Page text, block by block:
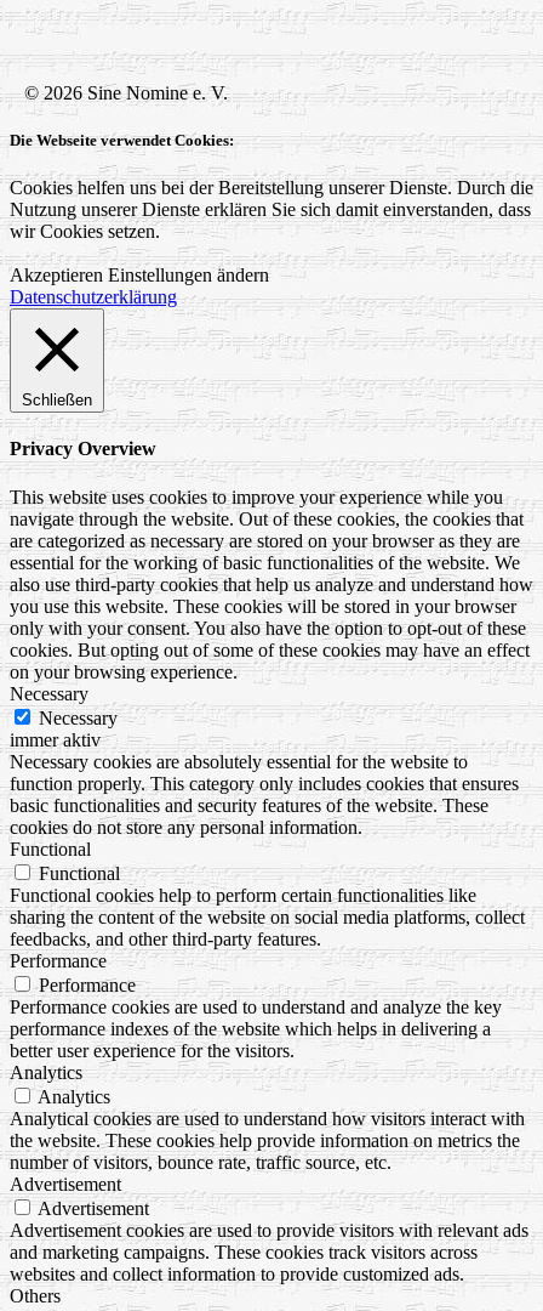
© 2026 Sine Nomine e. V.
Die Webseite verwendet Cookies:
Cookies helfen uns bei der Bereitstellung unserer Dienste. Durch die
Nutzung unserer Dienste erklären Sie sich damit einverstanden, dass
wir Cookies setzen.
Akzeptieren Einstellungen ändern
Datenschutzerklärung
Schließen
Privacy Overview
This website uses cookies to improve your experience while you
navigate through the website. Out of these cookies, the cookies that
are categorized as necessary are stored on your browser as they are
essential for the working of basic functionalities of the website. We
also use third-party cookies that help us analyze and understand how
you use this website. These cookies will be stored in your browser
only with your consent. You also have the option to opt-out of these
cookies. But opting out of some of these cookies may have an effect
on your browsing experience.
Necessary
Necessary
immer aktiv
Necessary cookies are absolutely essential for the website to
function properly. This category only includes cookies that ensures
basic functionalities and security features of the website. These
cookies do not store any personal information.
Functional
Functional
Functional cookies help to perform certain functionalities like
sharing the content of the website on social media platforms, collect
feedbacks, and other third-party features.
Performance
Performance
Performance cookies are used to understand and analyze the key
performance indexes of the website which helps in delivering a
better user experience for the visitors.
Analytics
Analytics
Analytical cookies are used to understand how visitors interact with
the website. These cookies help provide information on metrics the
number of visitors, bounce rate, traffic source, etc.
Advertisement
Advertisement
Advertisement cookies are used to provide visitors with relevant ads
and marketing campaigns. These cookies track visitors across
websites and collect information to provide customized ads.
Others